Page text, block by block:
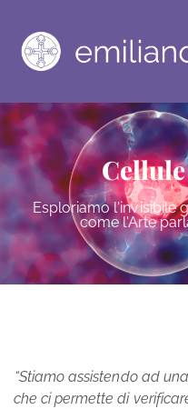
Esploriamo l'invisibile
come l'Arte
“Stiamo assistendo ad
che ci permette di